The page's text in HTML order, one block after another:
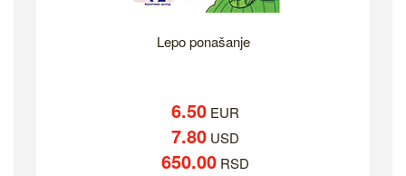
Lepo ponašanje
6.50 EUR
7.80 USD
650.00 RSD